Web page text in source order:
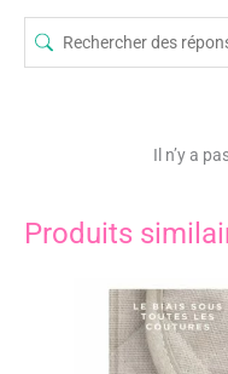
Il n’y a
Produits